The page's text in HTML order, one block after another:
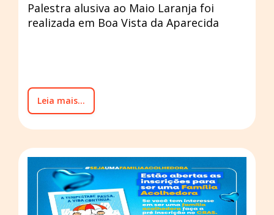
Palestra alusiva ao Maio Laranja foi
realizada em Boa Vista da Aparecida
Leia mais...